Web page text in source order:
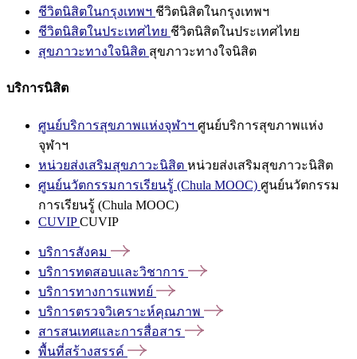
ชีวิตนิสิตในกรุงเทพฯ ชีวิตนิสิตในกรุงเทพฯ
ชีวิตนิสิตในประเทศไทย ชีวิตนิสิตในประเทศไทย
สุขภาวะทางใจนิสิต สุขภาวะทางใจนิสิต
บริการนิสิต
ศูนย์บริการสุขภาพแห่งจุฬาฯ ศูนย์บริการสุขภาพแห่ง
จุฬาฯ
หน่วยส่งเสริมสุขภาวะนิสิต หน่วยส่งเสริมสุขภาวะนิสิต
ศูนย์นวัตกรรมการเรียนรู้ (Chula MOOC) ศูนย์นวัตกรรม
การเรียนรู้ (Chula MOOC)
CUVIPCUVIP
บริการสังคม
บริการทดสอบและวิชาการ
บริการทางการแพทย์
บริการตรวจวิเคราะห์คุณภาพ
สารสนเทศและการสื่อสาร
พื้นที่สร้างสรรค์